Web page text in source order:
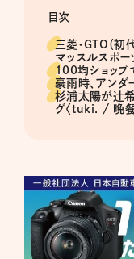
目次
三菱・GTO（初
マッスルスポー
100均ショップ
豪雨時、アン
杉浦太陽が辻
グ〈tuki. / 晩餐